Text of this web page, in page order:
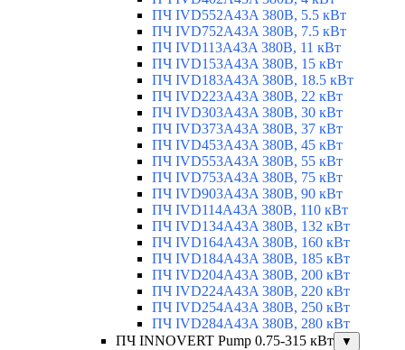
ПЧ IVD552A43A 380В, 5.5 кВт
ПЧ IVD752A43A 380В, 7.5 кВт
ПЧ IVD113A43A 380В, 11 кВт
ПЧ IVD153A43A 380В, 15 кВт
ПЧ IVD183A43A 380В, 18.5 кВт
ПЧ IVD223A43A 380В, 22 кВт
ПЧ IVD303A43A 380В, 30 кВт
ПЧ IVD373A43A 380В, 37 кВт
ПЧ IVD453A43A 380В, 45 кВт
ПЧ IVD553A43A 380В, 55 кВт
ПЧ IVD753A43A 380В, 75 кВт
ПЧ IVD903A43A 380В, 90 кВт
ПЧ IVD114A43A 380В, 110 кВт
ПЧ IVD134A43A 380В, 132 кВт
ПЧ IVD164A43A 380В, 160 кВт
ПЧ IVD184A43A 380В, 185 кВт
ПЧ IVD204A43A 380В, 200 кВт
ПЧ IVD224A43A 380В, 220 кВт
ПЧ IVD254A43A 380В, 250 кВт
ПЧ IVD284A43A 380В, 280 кВт
ПЧ INNOVERT Pump 0.75-315 кВт
▼